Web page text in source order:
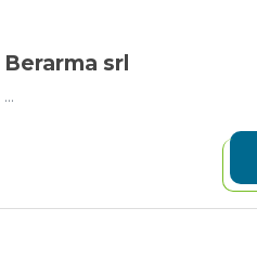
Berarma srl
...